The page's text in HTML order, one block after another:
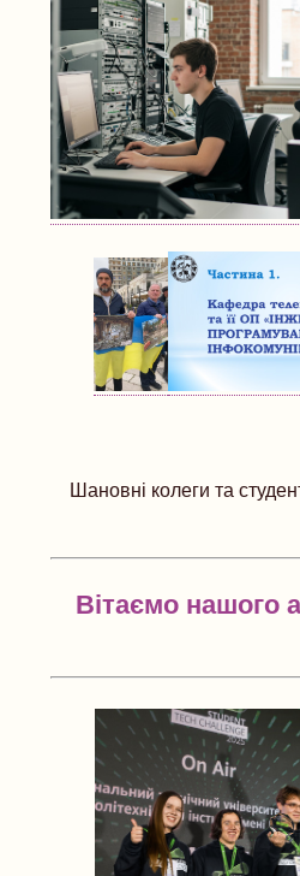
Шановні колеги та
Вітаємо нашого